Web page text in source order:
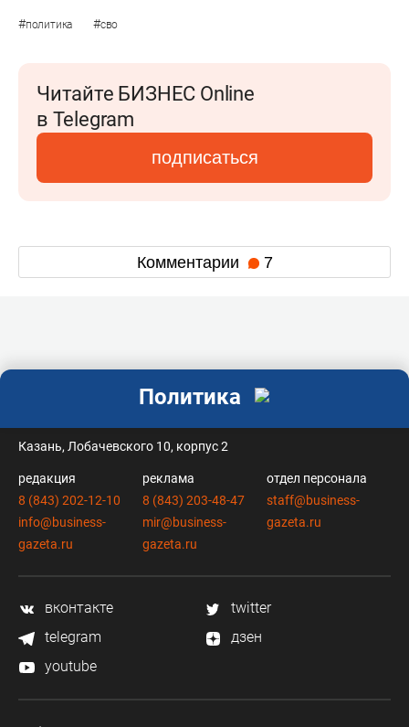
#политика #сво
Читайте БИЗНЕС Online
в Telegram
подписаться
Комментарии 7
Политика
Казань, Лобачевского 10, корпус 2
редакция
8 (843) 202-12-10
info@business-
gazeta.ru
реклама
8 (843) 203-48-47
mir@business-
gazeta.ru
отдел персонала
staff@business-
gazeta.ru
вконтакте
twitter
telegram
дзен
youtube